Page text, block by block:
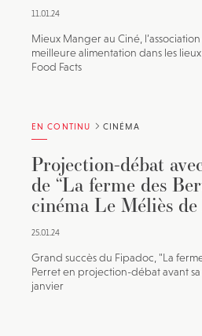
11.01.24
Mieux Manger au Ciné,
meilleure alimentation dans les
Food Facts
EN CONTINU CINÉMA
Projection-débat
de “La ferme des
cinéma Le Méliès
25.01.24
Grand succès du Fipadoc, "La
Perret en projection-débat avant sa
janvier